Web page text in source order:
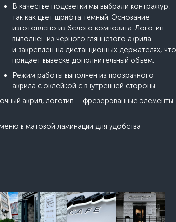
В качестве подсветки мы выбрали контражур,
так как цвет шрифта темный. Основание
изготовлено из белого композита. Логотип
выполнен из черного глянцевого акрила
и закреплен на дистанционных держателях, что
придает вывеске дополнительный объем.
Режим работы выполнен из прозрачного
акрила с оклейкой с внутренней стороны
акрил, логотип – фрезерованные элементы
в матовой ламинации для удобства